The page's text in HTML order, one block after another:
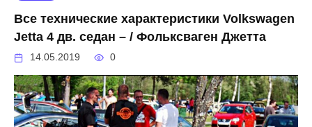
Все технические характеристики Volkswagen
Jetta 4 дв. седан – / Фольксваген Джетта
14.05.2019 0